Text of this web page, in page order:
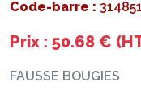
Code-barre :
Prix : 50.68 €
FAUSSE BOUGIES